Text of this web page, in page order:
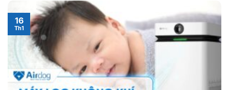
16
Th1